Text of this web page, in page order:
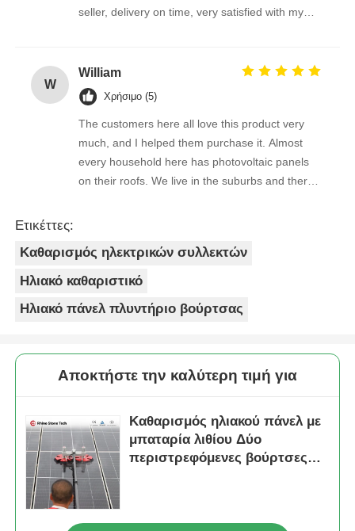
seller, delivery on time, very satisfied with my
W
William
Χρήσιμο (5)
The customers here all love this product very
much, and I helped them purchase it. Almost
every household here has photovoltaic panels
on their roofs. We live in the suburbs and there
Ετικέττες:
Καθαρισμός ηλεκτρικών συλλεκτών
Ηλιακό καθαριστικό
Ηλιακό πάνελ πλυντήριο βούρτσας
Αποκτήστε την καλύτερη τιμή για
Καθαρισμός ηλιακού πάνελ με
μπαταρία λιθίου Δύο
περιστρεφόμενες βούρτσες